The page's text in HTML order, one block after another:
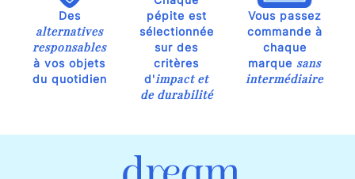
Des
alternatives
responsables
à vos objets
du quotidien
pépite est
sélectionnée
sur des
critères
d'impact et
de durabilité
Vous passez
commande à
chaque
marque sans
intermédiaire